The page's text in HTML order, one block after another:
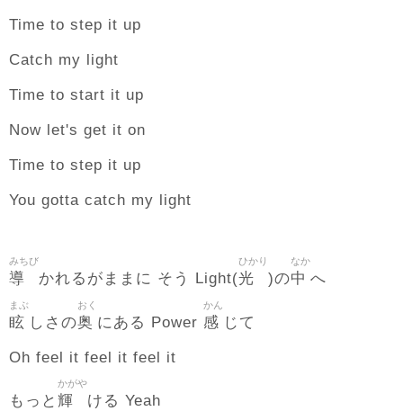
Time to step it up
Catch my light
Time to start it up
Now let's get it on
Time to step it up
You gotta catch my light
導
みちび
かれるがままに そう Light(光
ひかり
)の中
なか
へ
眩
まぶ
しさの奥
おく
にある Power 感
かん
じて
Oh feel it feel it feel it
もっと 輝
かがや
ける Yeah